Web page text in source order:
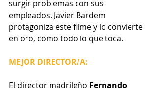
surgir problemas con sus
empleados. Javier Bardem
protagoniza este filme y lo convierte
en oro, como todo lo que toca.
MEJOR DIRECTOR/A:
El director madrileño Fernando